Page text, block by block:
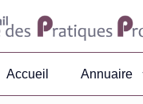
Accueil Annuaire